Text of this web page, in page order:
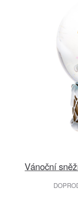
Vánoční